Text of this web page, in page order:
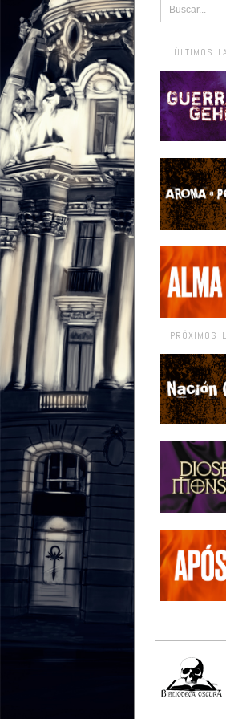
ÚLTIMOS
PRÓXIMOS